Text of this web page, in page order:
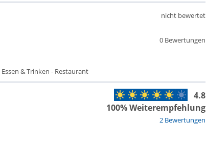
0 Bewertungen
nicht bewertet
Essen & Trinken - Restaurant
2 Bewertungen
4.8
100% Weiterempfehlung